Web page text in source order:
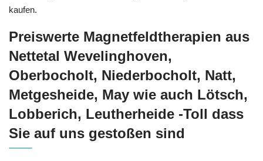
kaufen.
Preiswerte Magnetfeldtherapien aus
Nettetal Wevelinghoven,
Oberbocholt, Niederbocholt, Natt,
Metgesheide, May wie auch Lötsch,
Lobberich, Leutherheide -Toll dass
Sie auf uns gestoßen sind